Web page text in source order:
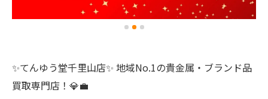
✨てんゆう堂千里山店✨ 地域No.1の貴金属・ブランド品
買取専門店！💎💼